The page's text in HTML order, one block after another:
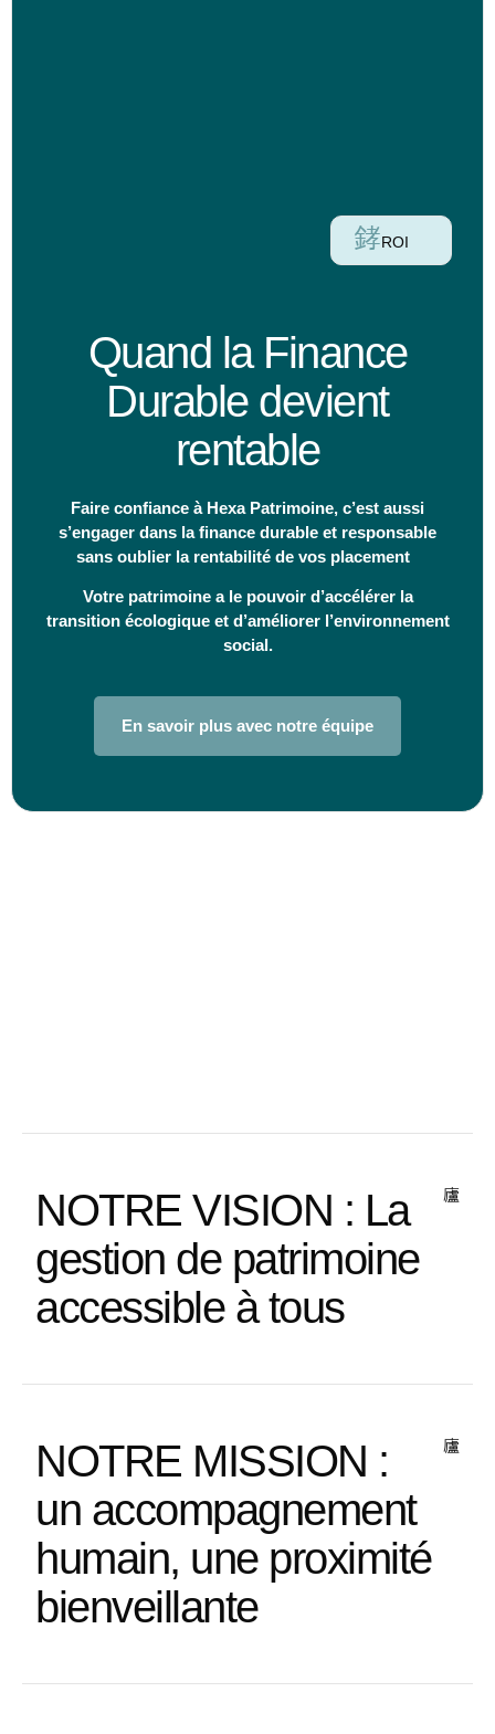
Quand la Finance
Durable devient
rentable
Faire confiance à Hexa Patrimoine, c’est aussi
s’engager dans la finance durable et responsable
sans oublier la rentabilité de vos placement
Votre patrimoine a le pouvoir d’accélérer la
transition écologique et d’améliorer l’environnement
social.
En savoir plus avec notre équipe
ROI
NOTRE VISION : La
gestion de patrimoine
accessible à tous
NOTRE MISSION :
un accompagnement
humain, une proximité
bienveillante